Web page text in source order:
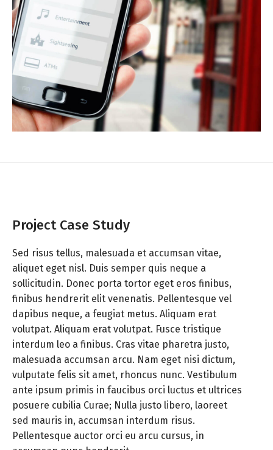
Project Case Study
Sed risus tellus, malesuada et accumsan vitae,
aliquet eget nisl. Duis semper quis neque a
sollicitudin. Donec porta tortor eget eros finibus,
finibus hendrerit elit venenatis. Pellentesque vel
dapibus neque, a feugiat metus. Aliquam erat
volutpat. Aliquam erat volutpat. Fusce tristique
interdum leo a finibus. Cras vitae pharetra justo,
malesuada accumsan arcu. Nam eget nisi dictum,
vulputate felis sit amet, rhoncus nunc. Vestibulum
ante ipsum primis in faucibus orci luctus et ultrices
posuere cubilia Curae; Nulla justo libero, laoreet
sed mauris in, accumsan interdum risus.
Pellentesque auctor orci eu arcu cursus, in